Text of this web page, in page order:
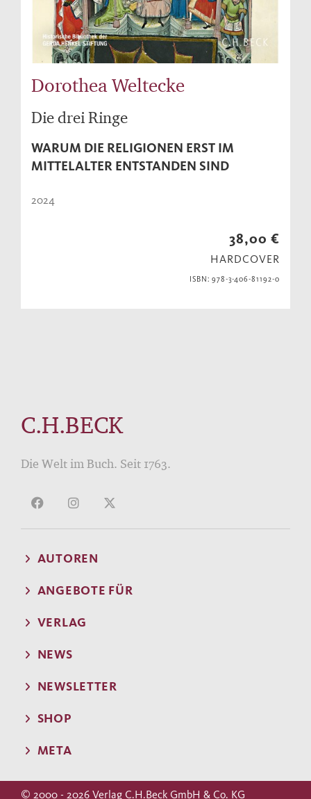
Dorothea Weltecke
Die drei Ringe
WARUM DIE RELIGIONEN ERST IM
MITTELALTER ENTSTANDEN SIND
2024
38,00 €
HARDCOVER
ISBN: 978-3-406-81192-0
C.H.BECK
Die Welt im Buch. Seit 1763.
AUTOREN
ANGEBOTE FÜR
VERLAG
NEWS
NEWSLETTER
SHOP
META
© 2000 - 2026 Verlag C.H.Beck GmbH & Co. KG